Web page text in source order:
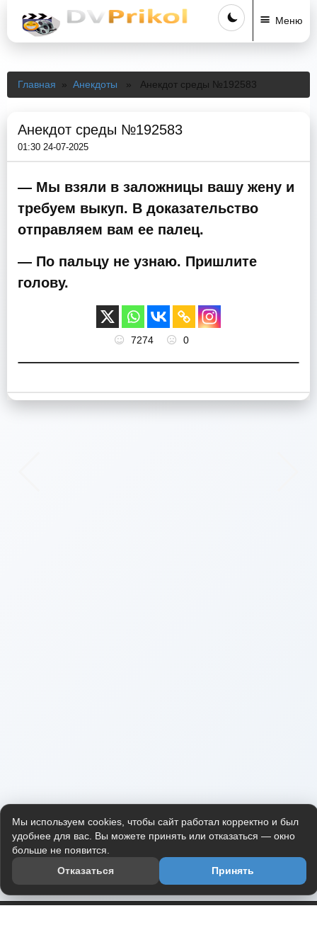
Меню
Главная » Анекдоты » Анекдот среды №192583
Анекдот среды №192583
01:30 24-07-2025
— Мы взяли в заложницы вашу жену и
требуем выкуп. В доказательство
отправляем вам ее палец.
— По пальцу не узнаю. Пришлите
голову.
7274 0
Мы используем cookies, чтобы сайт работал корректно и был
удобнее для вас. Вы можете принять или отказаться — окно
больше не появится.
Отказаться
Принять